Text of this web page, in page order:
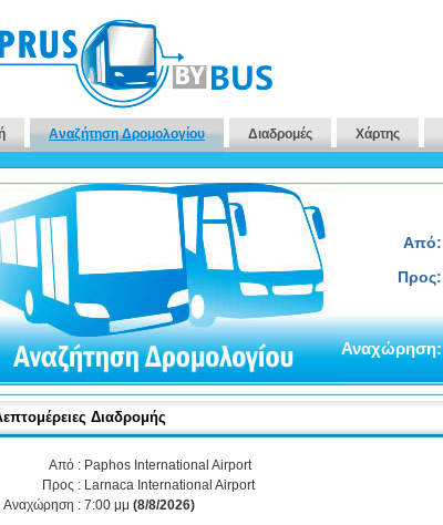
Αναζήτηση Δρομολογίου Διαδρομές Χάρτης
Από:
Προς:
Αναχώρηση:
Διαδρομής
Από : Paphos International Airport
Προς : Larnaca International Airport
Αναχώρηση : 7:00 μμ (8/8/2026)